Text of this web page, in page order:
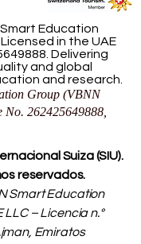
Smart Education
in the UAE
. Delivering
and global
and research.
Group (VBNN
No. 262425649888
Suiza (SIU).
reservados.
Smart Education
LLC – Licencia n.°
Emiratos